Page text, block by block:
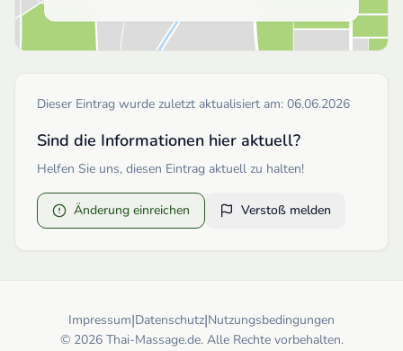
Dieser Eintrag wurde zuletzt aktualisiert am: 06.06.2026
Sind die Informationen hier aktuell?
Helfen Sie uns, diesen Eintrag aktuell zu halten!
Änderung einreichen Verstoß melden
Impressum|Datenschutz|Nutzungsbedingungen
© 2026 Thai-Massage.de. Alle Rechte vorbehalten.